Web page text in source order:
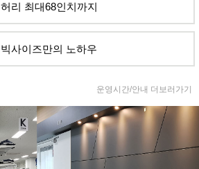
허리 최대68인치까지
빅사이즈만의 노하우
운영시간/안내 더보러가기